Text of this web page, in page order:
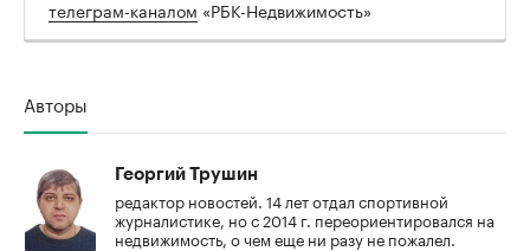
телеграм-каналом «РБК-Недвижимость»
Авторы
Георгий Трушин
редактор новостей. 14 лет отдал спортивной
журналистике, но с 2014 г. переориентировался на
недвижимость, о чем еще ни разу не пожалел.